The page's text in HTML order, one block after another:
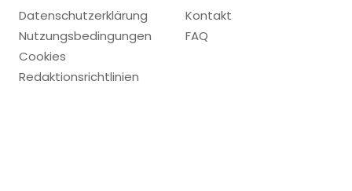
Datenschutzerklärung
Nutzungsbedingungen
Cookies
Redaktionsrichtlinien
Kontakt
FAQ